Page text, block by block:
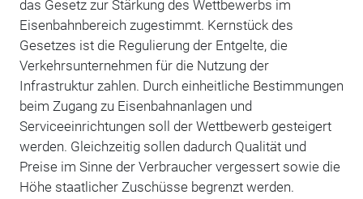
das Gesetz zur Stärkung des Wettbewerbs im
Eisenbahnbereich zugestimmt. Kernstück des
Gesetzes ist die Regulierung der Entgelte, die
Verkehrsunternehmen für die Nutzung der
Infrastruktur zahlen. Durch einheitliche Bestimmungen
beim Zugang zu Eisenbahnanlagen und
Serviceeinrichtungen soll der Wettbewerb gesteigert
werden. Gleichzeitig sollen dadurch Qualität und
Preise im Sinne der Verbraucher vergessert sowie die
Höhe staatlicher Zuschüsse begrenzt werden.